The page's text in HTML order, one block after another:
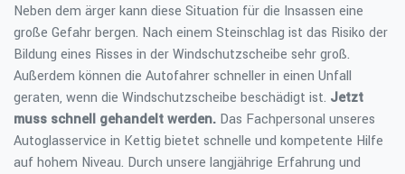
Neben dem ärger kann diese Situation für die Insassen eine
große Gefahr bergen. Nach einem Steinschlag ist das Risiko der
Bildung eines Risses in der Windschutzscheibe sehr groß.
Außerdem können die Autofahrer schneller in einen Unfall
geraten, wenn die Windschutzscheibe beschädigt ist. Jetzt
muss schnell gehandelt werden. Das Fachpersonal unseres
Autoglasservice in Kettig bietet schnelle und kompetente Hilfe
auf hohem Niveau. Durch unsere langjährige Erfahrung und